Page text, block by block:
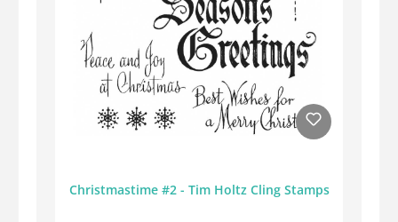
Christmastime #2 - Tim Holtz Cling Stamps